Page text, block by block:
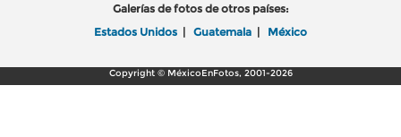
Galerías de fotos de otros países:
Estados Unidos | Guatemala | México
Copyright © MéxicoEnFotos, 2001-2026